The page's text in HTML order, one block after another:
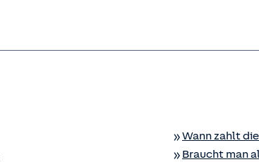
Wann zahlt
Braucht man